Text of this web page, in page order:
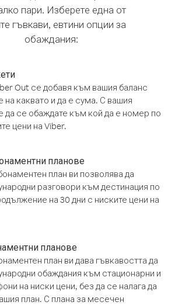
пари. Изберете една от
гъвкави, евтини опции за
обаждания:
Out се добавя към вашия баланс
на каквато и да е сума. С вашия
да се обаждате към кой да е номер по
цени на Viber.
планове
план ви позволява да
разговори към дестинация по
на 30 дни с ниските цени на
планове
план ви дава гъвкавостта да
обаждания към стационарни и
на ниски цени, без да се налага да
план. С плана за месечен